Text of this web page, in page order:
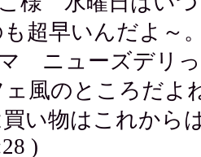
超早いんだよ～
ニューズデリ
ェ風のところだよ
買い物はこれから
)